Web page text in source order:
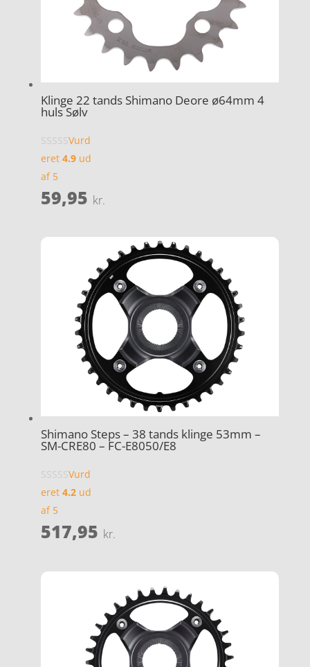
Klinge 22 tands Shimano Deore ø64mm 4
huls Sølv
Vurd
eret 4.9ud
af 5
59,95 kr.
Shimano Steps – 38 tands klinge 53mm –
SM-CRE80 – FC-E8050/E8
Vurd
eret 4.2ud
af 5
517,95 kr.